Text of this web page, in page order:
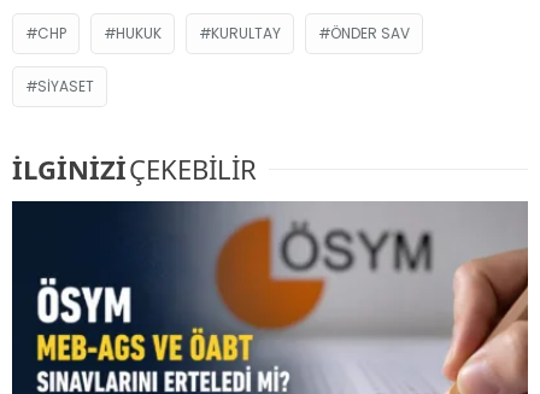
CHP HUKUK KURULTAY ÖNDER SAV
SIYASET
İLGİNİZİÇEKEBİLİR